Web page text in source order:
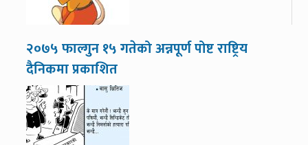
२०७५ फाल्गुन १५ गतेको अन्नपूर्ण पोष्ट राष्ट्रिय
दैनिकमा प्रकाशित